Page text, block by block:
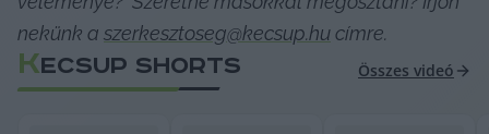
nekünk a szerkesztoseg@kecsup.hu címre.
KECSUP SHORTS Összes videó